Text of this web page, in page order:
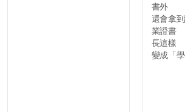
書外
還會拿
業證書
長這樣
變成「